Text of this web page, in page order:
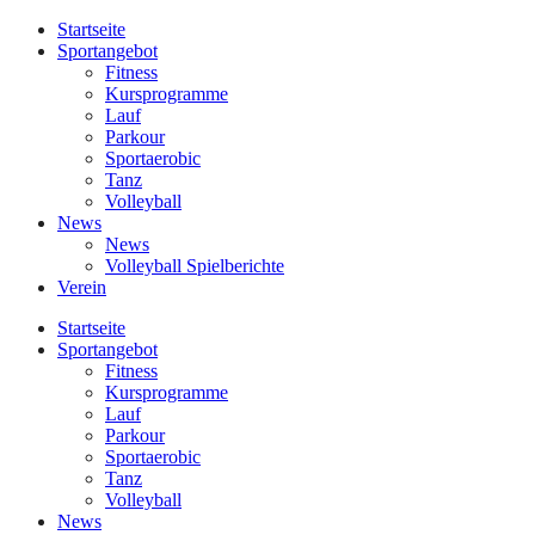
Startseite
Sportangebot
Fitness
Kursprogramme
Lauf
Parkour
Sportaerobic
Tanz
Volleyball
News
News
Volleyball Spielberichte
Verein
Startseite
Sportangebot
Fitness
Kursprogramme
Lauf
Parkour
Sportaerobic
Tanz
Volleyball
News